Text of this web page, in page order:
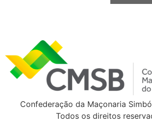
Confederação da Maçonaria
Todos os direitos